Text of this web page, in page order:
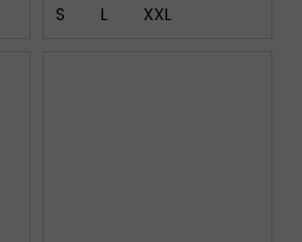
S L XXL